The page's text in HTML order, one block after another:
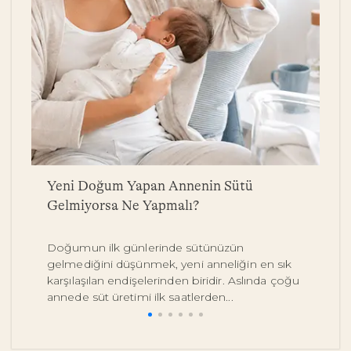
Yeni Doğum Yapan Annenin Sütü
Gelmiyorsa Ne Yapmalı?
Doğumun ilk günlerinde sütünüzün
gelmediğini düşünmek, yeni anneliğin en sık
karşılaşılan endişelerinden biridir. Aslında çoğu
annede süt üretimi ilk saatlerden...